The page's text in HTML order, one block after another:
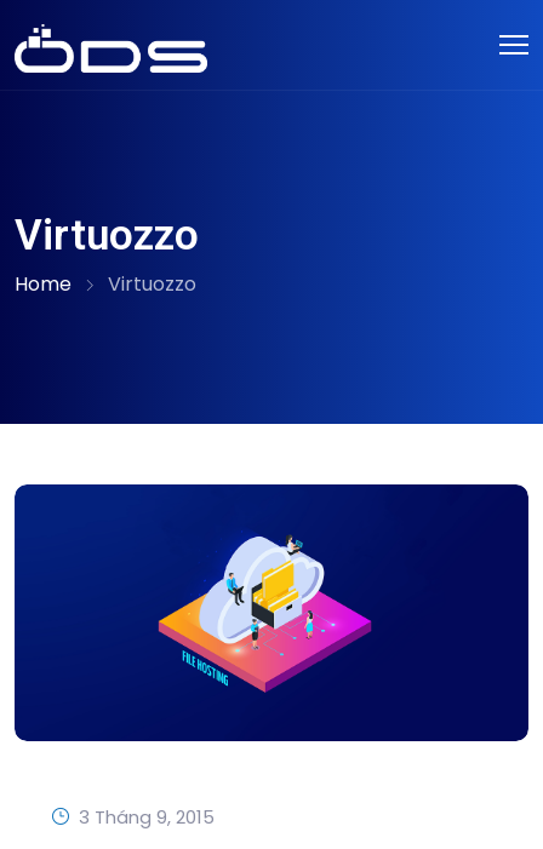
Virtuozzo
Home Virtuozzo
3 Tháng 9, 2015